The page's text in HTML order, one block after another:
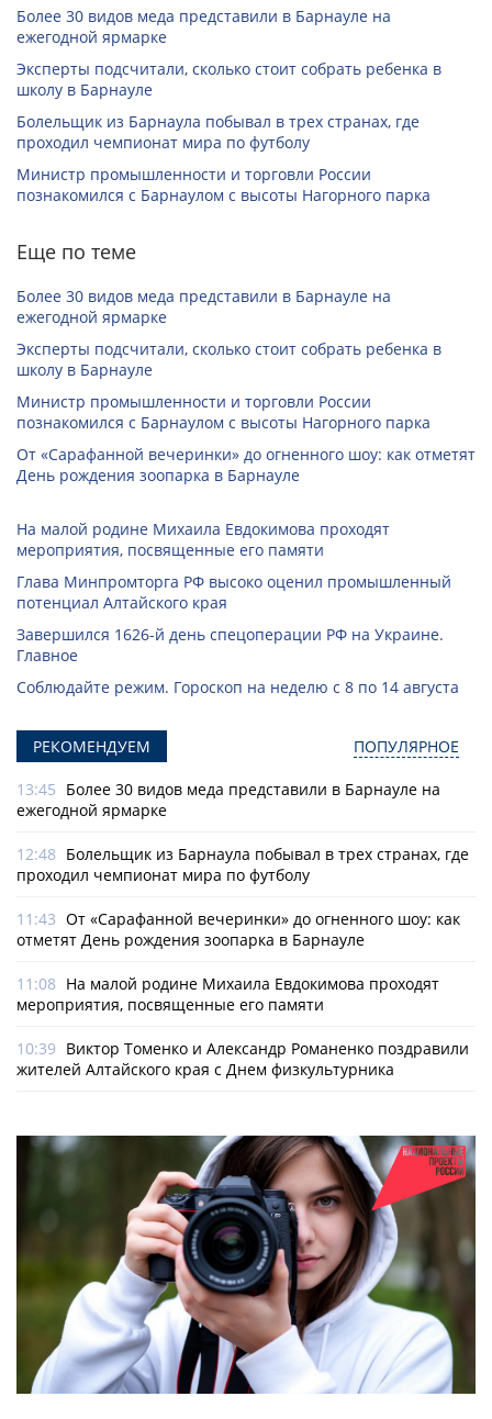
Более 30 видов меда представили в Барнауле на
ежегодной ярмарке
Эксперты подсчитали, сколько стоит собрать ребенка в
школу в Барнауле
Болельщик из Барнаула побывал в трех странах, где
проходил чемпионат мира по футболу
Министр промышленности и торговли России
познакомился с Барнаулом с высоты Нагорного парка
Еще по теме
Более 30 видов меда представили в Барнауле на
ежегодной ярмарке
Эксперты подсчитали, сколько стоит собрать ребенка в
школу в Барнауле
Министр промышленности и торговли России
познакомился с Барнаулом с высоты Нагорного парка
От «Сарафанной вечеринки» до огненного шоу: как отметят
День рождения зоопарка в Барнауле
На малой родине Михаила Евдокимова проходят
мероприятия, посвященные его памяти
Глава Минпромторга РФ высоко оценил промышленный
потенциал Алтайского края
Завершился 1626-й день спецоперации РФ на Украине.
Главное
Соблюдайте режим. Гороскоп на неделю с 8 по 14 августа
РЕКОМЕНДУЕМ ПОПУЛЯРНОЕ
13:45 Более 30 видов меда представили в Барнауле на
ежегодной ярмарке
12:48 Болельщик из Барнаула побывал в трех странах, где
проходил чемпионат мира по футболу
11:43 От «Сарафанной вечеринки» до огненного шоу: как
отметят День рождения зоопарка в Барнауле
11:08 На малой родине Михаила Евдокимова проходят
мероприятия, посвященные его памяти
10:39 Виктор Томенко и Александр Романенко поздравили
жителей Алтайского края с Днем физкультурника